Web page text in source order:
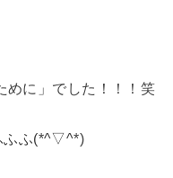
めに」でした！！！笑
ふふ(*^▽^*)